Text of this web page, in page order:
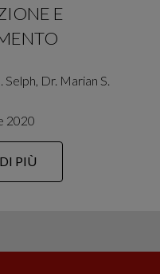
E
Selph, Dr. Marian S.
2020
PIÙ